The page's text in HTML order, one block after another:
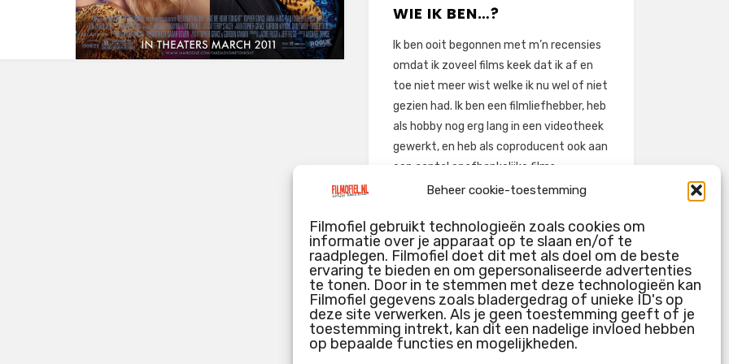
Beheer cookie-toestemming
Filmofiel gebruikt technologieën zoals cookies om
informatie over je apparaat op te slaan en/of te
raadplegen. Filmofiel doet dit met als doel om de beste
ervaring te bieden en om gepersonaliseerde advertenties
te tonen. Door in te stemmen met deze technologieën kan
Filmofiel gegevens zoals bladergedrag of unieke ID's op
deze site verwerken. Als je geen toestemming geeft of je
toestemming intrekt, kan dit een nadelige invloed hebben
op bepaalde functies en mogelijkheden.
WIE IK BEN…?
Ik ben ooit begonnen met m’n recensies
omdat ik zoveel films keek dat ik af en
toe niet meer wist welke ik nu wel of niet
gezien had. Ik ben een filmliefhebber, heb
als hobby nog erg lang in een videotheek
gewerkt, en heb als coproducent ook aan
een aantal onafhankelijke films
meegewerkt.
pretentieloze uitbreidingen van m’n
voormalige ‘videotheek-geouwehoer’,
aangevuld met een groeiende kennis
over de kunde én de kunst van het
maken van film.